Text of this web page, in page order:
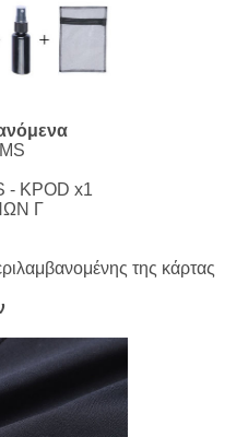
- KPOD x1
Γ
της κάρτας